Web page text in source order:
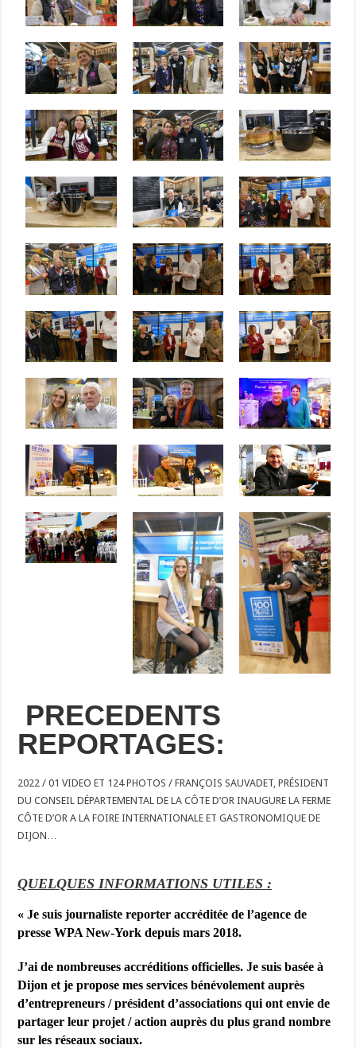
PRECEDENTS
REPORTAGES:
2022 / 01 VIDEO ET 124 PHOTOS / FRANÇOIS SAUVADET, PRÉSIDENT
DU CONSEIL DÉPARTEMENTAL DE LA CÔTE D’OR INAUGURE LA FERME
CÔTE D’OR A LA FOIRE INTERNATIONALE ET GASTRONOMIQUE DE
DIJON…
QUELQUES INFORMATIONS UTILES :
« Je suis journaliste reporter accréditée de l’agence de
presse WPA New-York depuis mars 2018.
J’ai de nombreuses accréditions officielles. Je suis basée à
Dijon et je propose mes services bénévolement auprès
d’entrepreneurs / président d’associations qui ont envie de
partager leur projet / action auprès du plus grand nombre
sur les réseaux sociaux.